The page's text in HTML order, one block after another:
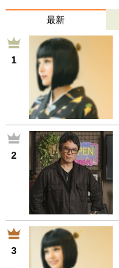
トップが描く未来
マインドセット
重圧との向き合い方
忘れられない言葉
ライフスタイル・生き方
40代からの景色
パートナーとの歩み方
病が教えてくれたこと
熱狂できるもの
私を彩るエッセンス
最新
1
2
3